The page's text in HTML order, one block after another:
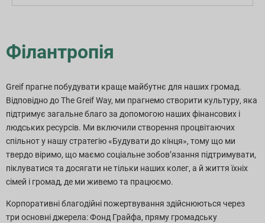
наш звіт
та продуктивність
звітності ESG
звітів
Філантропія
Greif прагне побудувати краще майбутнє для наших громад.
Відповідно до The Greif Way, ми прагнемо створити культуру, яка
підтримує загальне благо за допомогою наших фінансових і
людських ресурсів. Ми включили створення процвітаючих
спільнот у нашу стратегію «Будувати до кінця», тому що ми
твердо віримо, що маємо соціальне зобов’язання підтримувати,
піклуватися та досягати не тільки наших колег, а й життя їхніх
сімей і громад, де ми живемо та працюємо.
Корпоративні благодійні пожертвування здійснюються через
три основні джерела: Фонд Грайфа, пряму громадську